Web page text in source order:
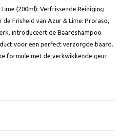
(200ml): Verfrissende Reiniging
Frisheid van Azur & Lime: Proraso,
introduceert de Baardshampoo
voor een perfect verzorgde baard.
formule met de verkwikkende geur